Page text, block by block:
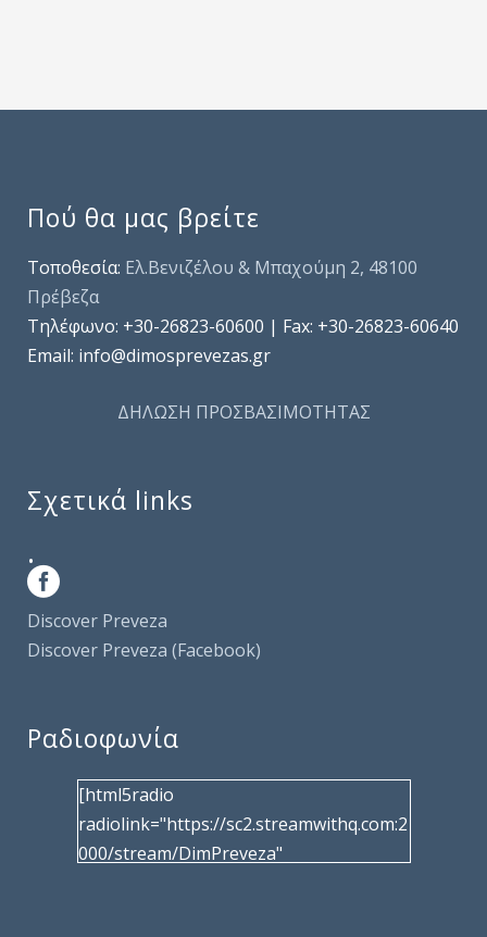
Πού θα μας βρείτε
Τοποθεσία: Ελ.Βενιζέλου & Μπαχούμη 2, 48100
Πρέβεζα
Τηλέφωνo: +30-26823-60600 | Fax: +30-26823-60640
Email: info@dimosprevezas.gr
ΔΗΛΩΣΗ ΠΡΟΣΒΑΣΙΜΟΤΗΤΑΣ
Σχετικά links
.
Discover Preveza
Discover Preveza (Facebook)
Ραδιοφωνία
[html5radio
radiolink="https://sc2.streamwithq.com:2
000/stream/DimPreveza"